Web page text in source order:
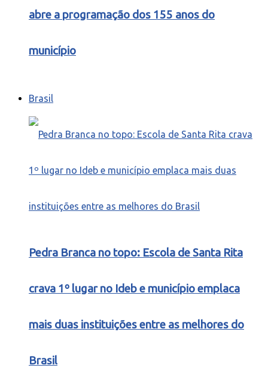
abre a programação dos 155 anos do
município
Brasil
Pedra Branca no topo: Escola de Santa Rita
crava 1º lugar no Ideb e município emplaca
mais duas instituições entre as melhores do
Brasil